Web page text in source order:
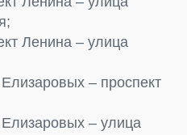
Ленина – улица
– проспект
– улица